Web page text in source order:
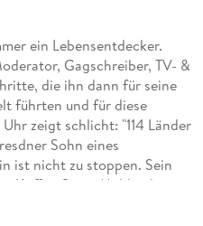
ein Lebensentdecker.
Gagschreiber, TV- &
die ihn dann für seine
führten und für diese
zeigt schlicht: "114 Länder
Sohn eines
ist nicht zu stoppen. Sein
Koffer. Seine Meldeadresse: